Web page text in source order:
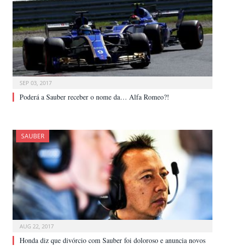
SEP 03, 2017
Poderá a Sauber receber o nome da… Alfa Romeo?!
SAUBER
AUG 22, 2017
Honda diz que divórcio com Sauber foi doloroso e anuncia novos